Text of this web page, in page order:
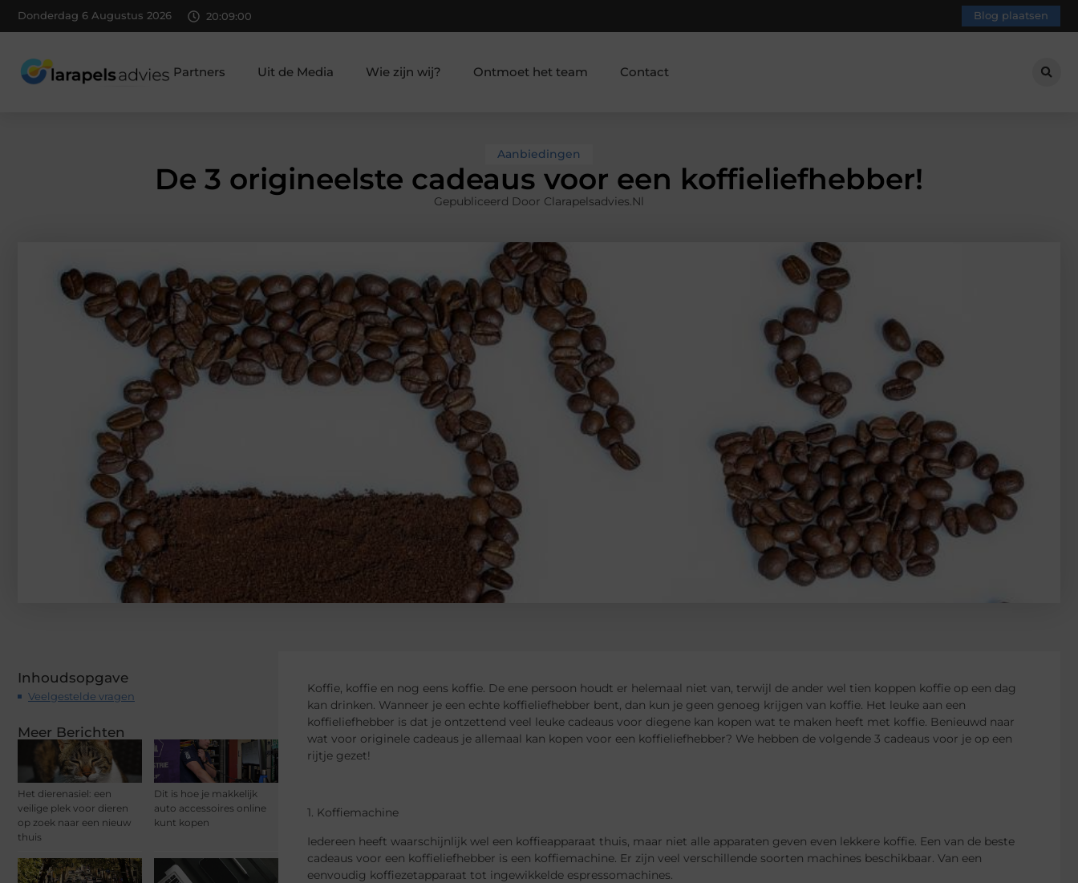
Donderdag 6 Augustus 2026 20:09:01 Blog plaatsen
Partners Uit de Media Wie zijn wij? Ontmoet het team Contact
Aanbiedingen
De 3 origineelste cadeaus voor een koffieliefhebber!
Gepubliceerd Door Clarapelsadvies.nl
Inhoudsopgave
Veelgestelde vragen
Meer Berichten
Het dierenasiel: een
veilige plek voor dieren
op zoek naar een nieuw
thuis
Dit is hoe je makkelijk
auto accessoires online
kunt kopen
Koffie, koffie en nog eens koffie. De ene persoon houdt er helemaal niet van, terwijl de ander wel tien koppen koffie op een dag
kan drinken. Wanneer je een echte koffieliefhebber bent, dan kun je geen genoeg krijgen van koffie. Het leuke aan een
koffieliefhebber is dat je ontzettend veel leuke cadeaus voor diegene kan kopen wat te maken heeft met koffie. Benieuwd naar
wat voor originele cadeaus je allemaal kan kopen voor een koffieliefhebber? We hebben de volgende 3 cadeaus voor je op een
rijtje gezet!
1. Koffiemachine
Iedereen heeft waarschijnlijk wel een koffieapparaat thuis, maar niet alle apparaten geven even lekkere koffie. Een van de beste
cadeaus voor een koffieliefhebber is een koffiemachine. Er zijn veel verschillende soorten machines beschikbaar. Van een
eenvoudig koffiezetapparaat tot ingewikkelde espressomachines.